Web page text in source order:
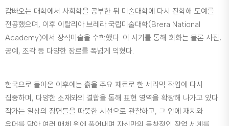
갑빠오는 대학에서 사회학을 공부한 뒤 미술대학에 다시 진학해 도예를
전공했으며, 이후 이탈리아 브레라 국립미술대학(Brera National
Academy)에서 장식미술을 수학했다. 이 시기를 통해 회화는 물론 사진,
공예, 조각 등 다양한 장르를 폭넓게 익혔다.
한국으로 돌아온 이후에는 흙을 주요 재료로 한 세라믹 작업에 다시
집중하며, 다양한 소재와의 결합을 통해 표현 영역을 확장해 나가고 있다.
작가는 일상의 장면들을 따뜻한 시선으로 관찰하고, 그 안에 재치와